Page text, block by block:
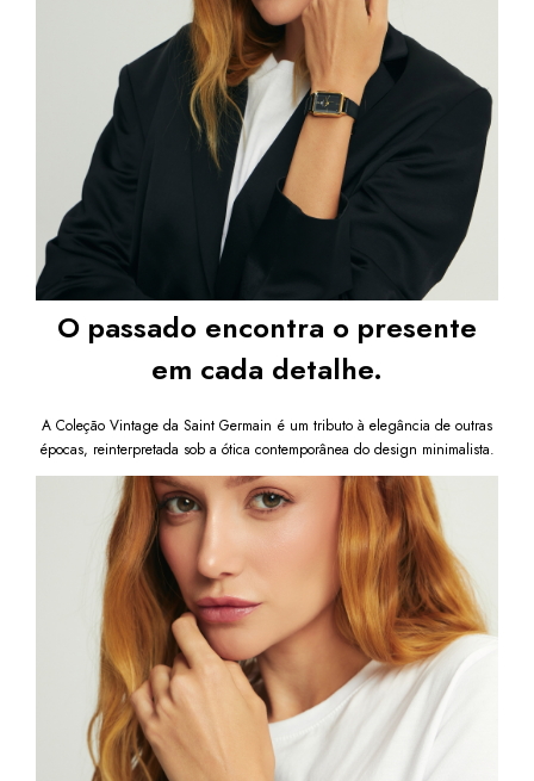
O passado encontra o presente
em cada detalhe.
A Coleção Vintage da Saint Germain é um tributo à elegância de outras
épocas, reinterpretada sob a ótica contemporânea do design minimalista.